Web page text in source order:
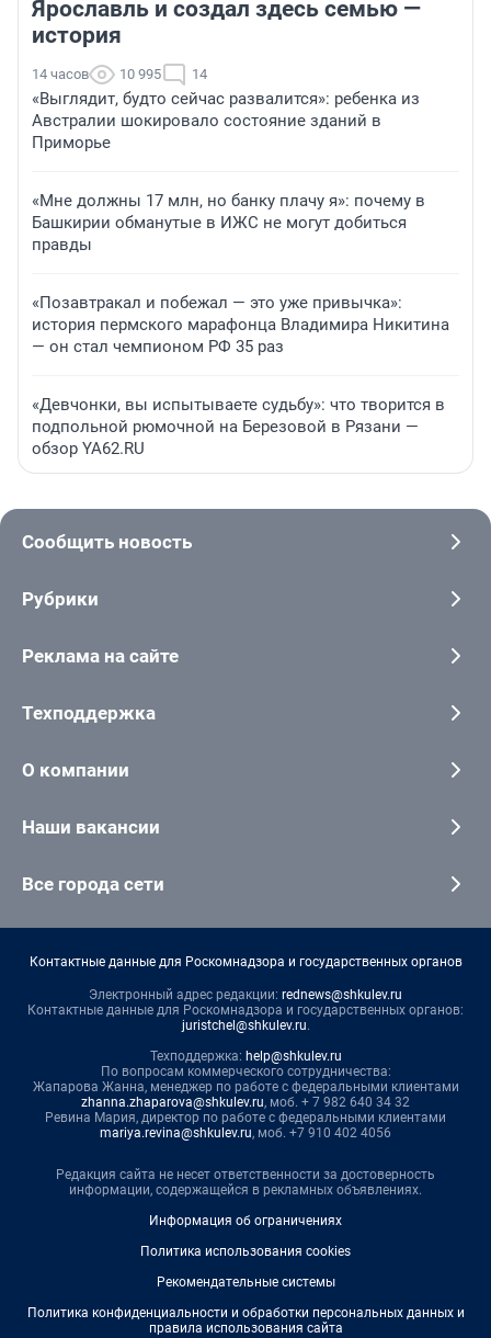
Ярославль и создал здесь семью —
история
14 часов 10 995 14
«Выглядит, будто сейчас развалится»: ребенка из
Австралии шокировало состояние зданий в
Приморье
«Мне должны 17 млн, но банку плачу я»: почему в
Башкирии обманутые в ИЖС не могут добиться
правды
«Позавтракал и побежал — это уже привычка»:
история пермского марафонца Владимира Никитина
— он стал чемпионом РФ 35 раз
«Девчонки, вы испытываете судьбу»: что творится в
подпольной рюмочной на Березовой в Рязани —
обзор YA62.RU
Сообщить новость
Рубрики
Реклама на сайте
Техподдержка
О компании
Наши вакансии
Все города сети
Контактные данные для Роскомнадзора и государственных органов
Электронный адрес редакции: rednews@shkulev.ru
Контактные данные для Роскомнадзора и государственных органов:
juristchel@shkulev.ru.
Техподдержка: help@shkulev.ru
По вопросам коммерческого сотрудничества:
Жапарова Жанна, менеджер по работе с федеральными клиентами
zhanna.zhaparova@shkulev.ru, моб. + 7 982 640 34 32
Ревина Мария, директор по работе с федеральными клиентами
mariya.revina@shkulev.ru, моб. +7 910 402 4056
Редакция сайта не несет ответственности за достоверность
информации, содержащейся в рекламных объявлениях.
Информация об ограничениях
Политика использования cookies
Рекомендательные системы
Политика конфиденциальности и обработки персональных данных и
правила использования сайта